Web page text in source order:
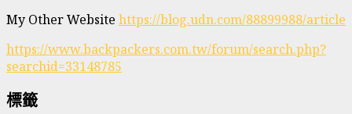
My Other Website https://blog.udn.com/88899988/article
https://www.backpackers.com.tw/forum/search.php?
searchid=33148785
標籤